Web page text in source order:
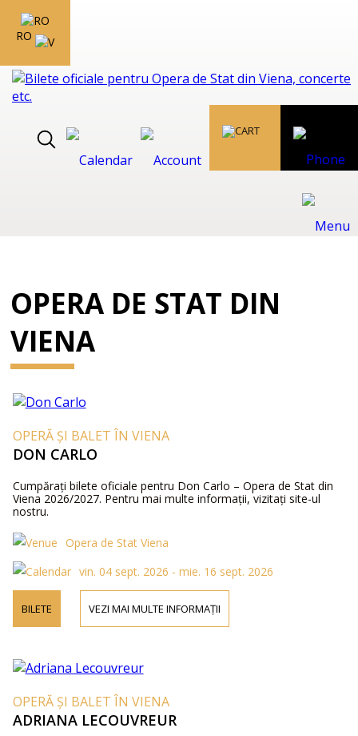
RO
OPERA DE STAT DIN
VIENA
OPERĂ ȘI BALET ÎN VIENA
DON CARLO
Cumpărați bilete oficiale pentru Don Carlo – Opera de Stat din
Viena 2026/2027. Pentru mai multe informații, vizitați site-ul
nostru.
Opera de Stat Viena
vin. 04 sept. 2026 - mie. 16 sept. 2026
BILETE VEZI MAI MULTE INFORMAȚII
OPERĂ ȘI BALET ÎN VIENA
ADRIANA LECOUVREUR